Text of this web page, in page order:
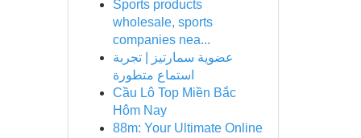
Sports products
wholesale, sports
companies nea...
عضوية سمارتيز | تجربة
استماع متطورة
Cầu Lô Top Miền Bắc
Hôm Nay
88m: Your Ultimate Online